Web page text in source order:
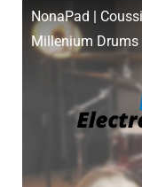
NonaPad |
Millenium Drums